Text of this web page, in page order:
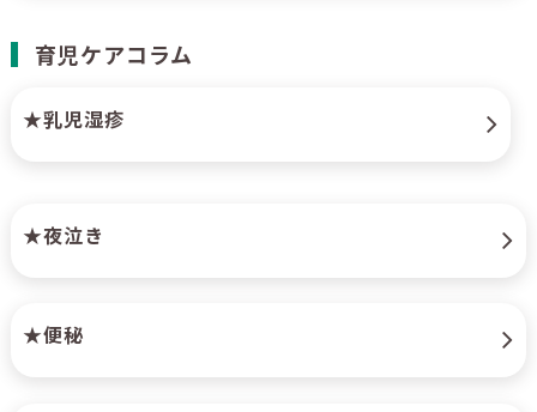
育児ケアコラム
★乳児湿疹
★夜泣き
★便秘